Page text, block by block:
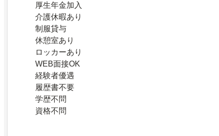
厚生年金加入
介護休暇あり
制服貸与
休憩室あり
ロッカーあり
WEB面接OK
経験者優遇
履歴書不要
学歴不問
資格不問